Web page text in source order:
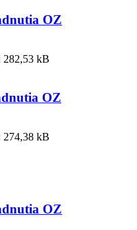
OZ
282,53 kB
OZ
274,38 kB
OZ